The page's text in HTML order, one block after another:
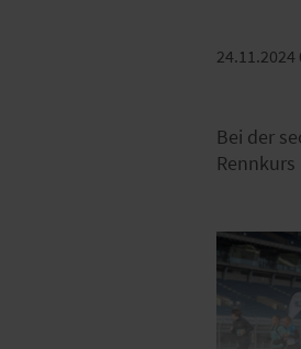
24.11.2024
Bei der